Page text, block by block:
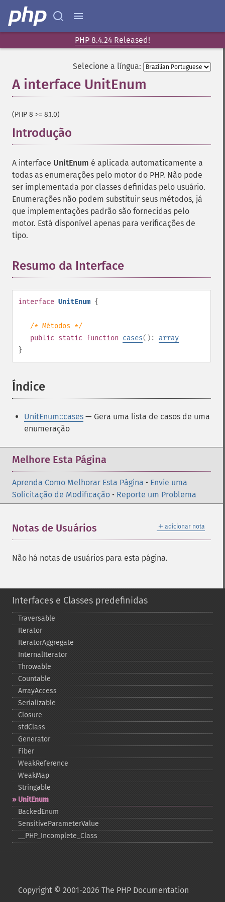
PHP 8.4.24 Released!
Selecione a língua:
A interface UnitEnum
(PHP 8 >= 8.1.0)
Introdução
A interface UnitEnum é aplicada automaticamente a
todas as enumerações pelo motor do PHP. Não pode
ser implementada por classes definidas pelo usuário.
Enumerações não podem substituir seus métodos, já
que implementações padrão são fornecidas pelo
motor. Está disponível apenas para verificações de
tipo.
Resumo da Interface
interface UnitEnum {
/* Métodos */
public static function cases(): array
}
Índice
UnitEnum::cases — Gera uma lista de casos de uma
enumeração
Melhore Esta Página
Aprenda Como Melhorar Esta Página • Envie uma
Solicitação de Modificação • Reporte um Problema
＋ adicionar nota
Notas de Usuários
Não há notas de usuários para esta página.
Interfaces e Classes predefinidas
Traversable
Iterator
IteratorAggregate
InternalIterator
Throwable
Countable
ArrayAccess
Serializable
Closure
stdClass
Generator
Fiber
WeakReference
WeakMap
Stringable
UnitEnum
BackedEnum
SensitiveParameterValue
_​_​PHP_​Incomplete_​Class
Copyright © 2001-2026 The PHP Documentation